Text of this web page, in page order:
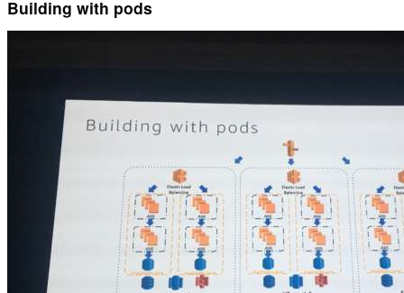
Building with pods